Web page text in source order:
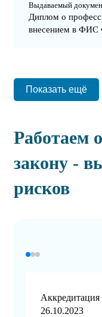
Выдаваемый
Диплом о
внесением в
Показать ещё
Работаем
закону -
рисков
26.10.2023